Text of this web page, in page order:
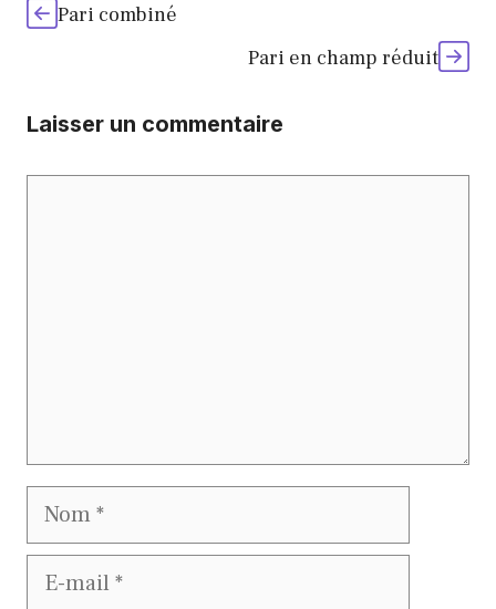
Pari combiné
Pari en champ réduit
Laisser un commentaire
Nom
E-